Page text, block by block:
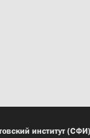
институт